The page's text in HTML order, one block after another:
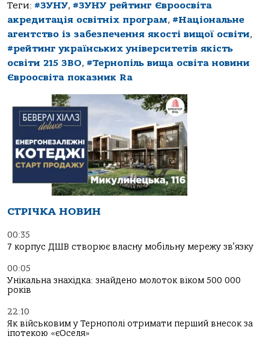
Теги: #ЗУНУ, #ЗУНУ рейтинг Євроосвіта
акредитація освітніх програм, #Національне
агентство із забезпечення якості вищої освіти,
#рейтинг українських університетів якість
освіти 215 ЗВО, #Тернопіль вища освіта новини
Євроосвіта показник Ra
СТРІЧКА НОВИН
00:35
7 корпус ДШВ створює власну мобільну мережу зв’язку
00:05
Унікальна знахідка: знайдено молоток віком 500 000
років
22:10
Як військовим у Тернополі отримати перший внесок за
іпотекою «єОселя»